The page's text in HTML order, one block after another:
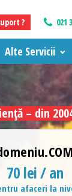
? 021
Alte Servicii
– din
70 lei / an
afaceri la